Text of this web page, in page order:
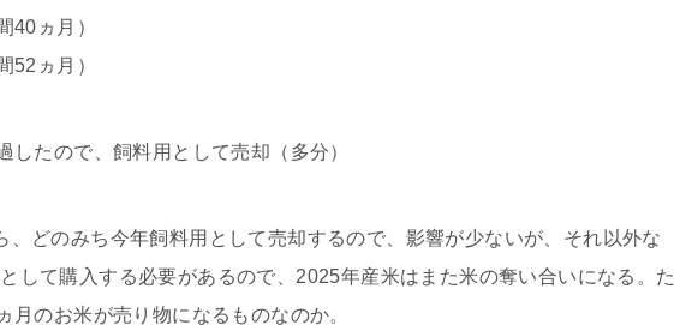
40ヵ月）
52ヵ月）
たので、飼料用として売却（多分）
、どのみち今年飼料用として売却するので、影響が少ないが、それ以外な
して購入する必要があるので、2025年産米はまた米の奪い合いになる。
月のお米が売り物になるものなのか。